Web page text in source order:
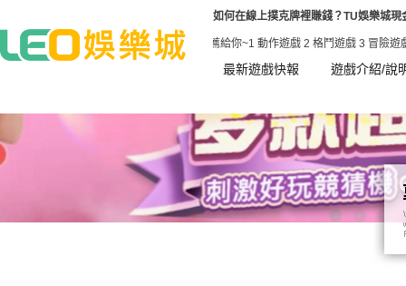
如何在線上撲克牌裡賺錢？TU娛樂城現
我覺的滿好玩的~常常辦活動送大獎!!! 推薦給你~1 動作遊戲 2 格鬥遊戲 3 冒險
最新遊戲快報 遊戲介紹/說